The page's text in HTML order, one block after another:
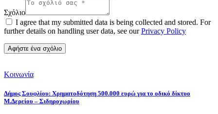
Σχόλιο
I agree that my submitted data is being collected and stored. For
further details on handling user data, see ourPrivacy Policy
Κοινωνία
Δήμος Σουφλίου: Χρηματοδότηση 500.000 ευρώ για το οδικό δίκτυο
Μ.Δερείου – Σιδηροχωρίου